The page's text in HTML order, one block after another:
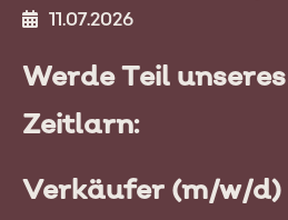
11.07.2026
Werde Teil
Zeitlarn:
Verkäufer (m/w/d)